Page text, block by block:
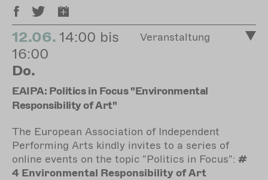
12.06. 14:00 bis
16:00
Do.
Veranstaltung
EAIPA: Politics in Focus "Environmental
Responsibility of Art"
The European Association of Independent
Performing Arts kindly invites to a series of
online events on the topic "Politics in Focus": #
4 Environmental Responsibility of Art